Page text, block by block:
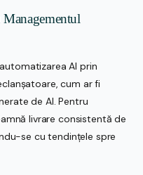
AI prin
cum ar fi
de AI. Pentru
livrare consistentă de
se cu tendințele spre